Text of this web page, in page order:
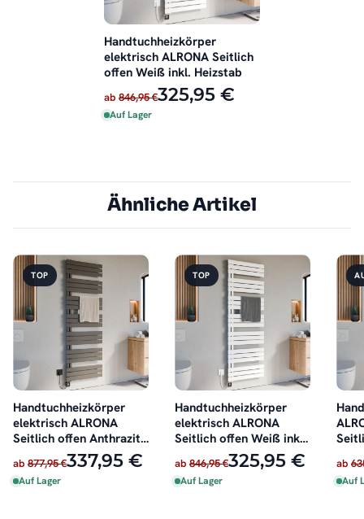
Handtuchheizkörper
elektrisch ALRONA Seitlich
offen Weiß inkl. Heizstab
ab 846,95 €325,95 €
Auf Lager
Ähnliche Artikel
TOP
Handtuchheizkörper
elektrisch ALRONA
Seitlich offen Anthrazit
inkl. Heizstab
ab 877,95 €337,95 €
Auf Lager
TOP
Handtuchheizkörper
elektrisch ALRONA
Seitlich offen Weiß inkl.
ab 846,95 €325,95 €
Auf Lager
ab
Auf